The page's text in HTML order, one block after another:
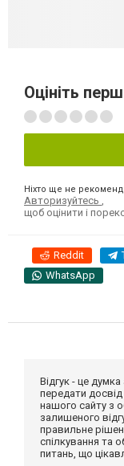
Оцініть
Ніхто ще не
Авторизуйтесь
щоб оцінити і
Reddit
WhatsApp
Відгук - це
передати
нашого сайту з
залишеного
правильне
спілкування та
питань, що